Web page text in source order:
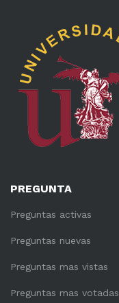
PREGUNTA
Preguntas activas
Preguntas nuevas
Preguntas mas vistas
Preguntas mas votadas